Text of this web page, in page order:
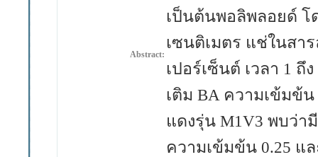
Abstract:
เป็นต้นพอลิพลอยด์
เซนติเมตร แช่ในสา
เปอร์เซ็นต์ เวลา 1 ถึ
เติม BA ความเข้มข้
แดงรุ่น M1V3 พบว่
ความเข้มข้น 0.25 แ